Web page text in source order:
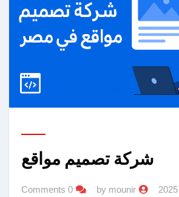
شركة تصميم مواقع
by mounir
0 Comments